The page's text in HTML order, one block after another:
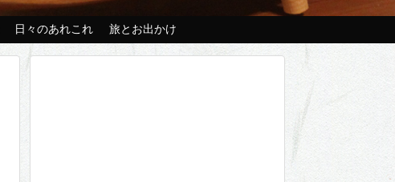
日々のあれこれ 旅とお出かけ